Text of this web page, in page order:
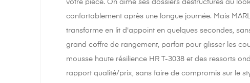
votre pièce. On aime ses dossiers déstructurés au
confortablement après une longue journée. Mais
transforme en lit d'appoint en quelques secondes,
grand coffre de rangement, parfait pour glisser les
mousse haute résilience HR T-3038 et des ressorts
rapport qualité/prix, sans faire de compromis sur le